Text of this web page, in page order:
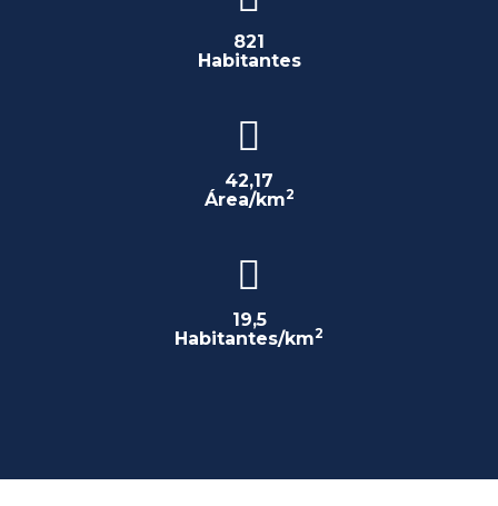
821
Habitantes
42,17
Área/km2
19,5
Habitantes/km2